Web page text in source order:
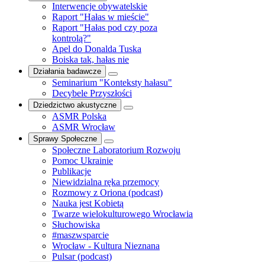
Interwencje obywatelskie
Raport "Hałas w mieście"
Raport "Hałas pod czy poza
kontrolą?"
Apel do Donalda Tuska
Boiska tak, hałas nie
Działania badawcze
Seminarium "Konteksty hałasu"
Decybele Przyszłości
Dziedzictwo akustyczne
ASMR Polska
ASMR Wrocław
Sprawy Społeczne
Społeczne Laboratorium Rozwoju
Pomoc Ukrainie
Publikacje
Niewidzialna ręka przemocy
Rozmowy z Oriona (podcast)
Nauka jest Kobietą
Twarze wielokulturowego Wrocławia
Słuchowiska
#maszwsparcie
Wrocław - Kultura Nieznana
Pulsar (podcast)